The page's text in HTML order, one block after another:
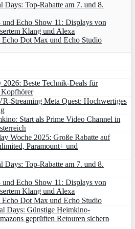
Days: Top-Rabatte am 7. und 8.
Echo Show 11: Displays von
Klang und Alexa
Echo Dot Max und Echo Studio
2026: Beste Technik-Deals für
Kopfhörer
Meta Quest: Hochwertiges
Start als Prime Video Channel in
Woche 2025: Große Rabatte auf
Paramount+ und
Days: Top-Rabatte am 7. und 8.
Echo Show 11: Displays von
Klang und Alexa
Echo Dot Max und Echo Studio
Days: Günstige Heimkino-
geprüften Retouren sichern